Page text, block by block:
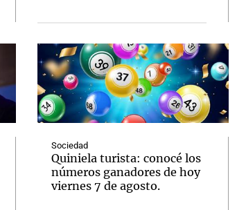
Sociedad
Quiniela turista: conocé los
números ganadores de hoy
viernes 7 de agosto.
El